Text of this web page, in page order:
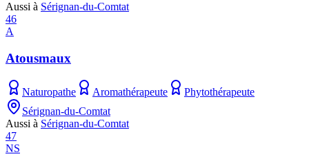
Aussi à Sérignan-du-Comtat
46
A
Atousmaux
Naturopathe Aromathérapeute
Phytothérapeute
Sérignan-du-Comtat
Aussi à Sérignan-du-Comtat
47
NS